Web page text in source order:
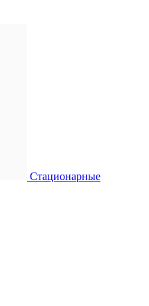
Стационарные